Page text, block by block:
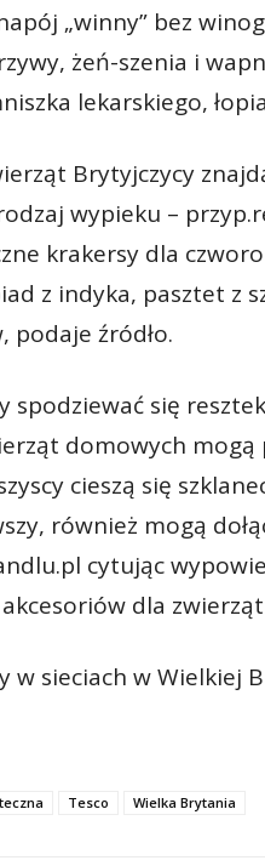
„winny” bez
żeń-szenia i
lekarskiego,
Brytyjczycy
wypieku –
krakersy dla
z indyka, pasztet z
podaje źródło.
spodziewać się
domowych mogą
cieszą się
również mogą
cytując
dla
w sieciach w Wielkiej
Tesco Wielka Brytania